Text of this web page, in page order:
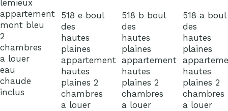
lemieux
appartement
mont bleu
2
chambres
a louer
eau
chaude
inclus
518 e boul
des
hautes
plaines
appartement
hautes
plaines 2
chambres
a louer
518 b boul
des
hautes
plaines
appartement
hautes
plaines 2
chambres
a louer
518 a boul
des
hautes
plaines
hautes
plaines 2
chambres
a louer